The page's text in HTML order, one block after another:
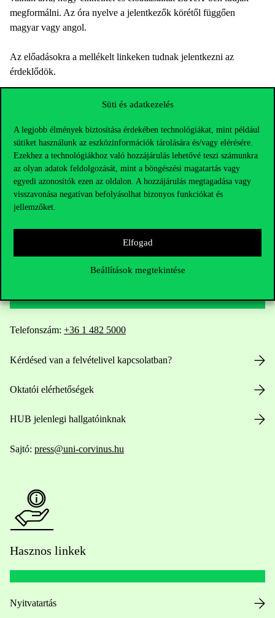
Süti és adatkezelés
A legjobb élmények biztosítása érdekében technológiákat, mint például
sütiket használunk az eszközinformációk tárolására és/vagy elérésére.
Ezekhez a technológiákhoz való hozzájárulás lehetővé teszi számunkra
az olyan adatok feldolgozását, mint a böngészési magatartás vagy
egyedi azonosítók ezen az oldalon. A hozzájárulás megtagadása vagy
visszavonása negatívan befolyásolhat bizonyos funkciókat és
jellemzőket.
Elfogad
Beállítások megtekintése
megformálni. Az óra nyelve a jelentkezők körétől függően
magyar vagy angol.
Az előadásokra a mellékelt linkeken tudnak jelentkezni az
érdeklődök.
Telefonszám: +36 1 482 5000
Kérdésed van a felvételivel kapcsolatban?
Oktatói elérhetőségek
HUB jelenlegi hallgatóinknak
Sajtó: press@uni-corvinus.hu
Hasznos linkek
Nyitvatartás